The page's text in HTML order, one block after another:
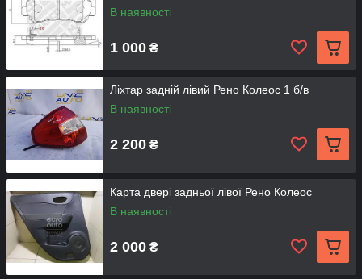
В наявності
1 000 ₴
Ліхтар задній лівий Рено Колеос 1 б/в
В наявності
2 200 ₴
Карта двері задньої лівої Рено Колеос
В наявності
2 000 ₴